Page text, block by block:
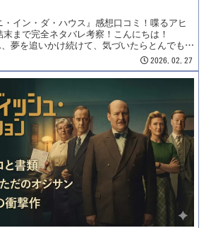
・イン・ダ・ハウス』感想口コミ！喋るアヒ
まで完全ネタバレ考察！こんにちは！
夢を追いかけ続けて、気づいたらとんでもな
なんて経験、ありませんか？（笑）「いつ
だのピザ職人。しかも、久しぶりに帰ったド
より年下の「新しいお父さん」と、存在すら
自分の息子」、さらには「喋るアヒルの雛」
……！？本日紹介するのは、Netflixで配信開
あまりにも不条理で狂った設定が話題を呼ん
ジナル・コメディシリーズ……ドラマ『ト
』（原題：Kacken an der Havel / 英題：
本作は、スターラッパーを夢見て首都ベルリ
けてきた中年男・トニが、不条理な事故で母
ていた故郷のド田舎「カッケン」へと帰郷す
代未聞の「遅れてきた青春（カミング...
2026.02.27